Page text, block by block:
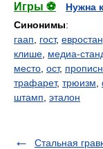
Игры ⚽
Нужна
Синонимы:
гаап
гост,
клише медиа-
место ост,
трафарет, трюизм
штамп эталон
Стальная